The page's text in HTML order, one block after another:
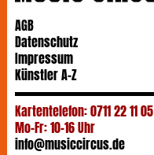
AGB
Datenschutz
Impressum
Künstler A-Z
Kartentelefon: 0711 22 11 05
Mo-Fr: 10-16 Uhr
info@musiccircus.de